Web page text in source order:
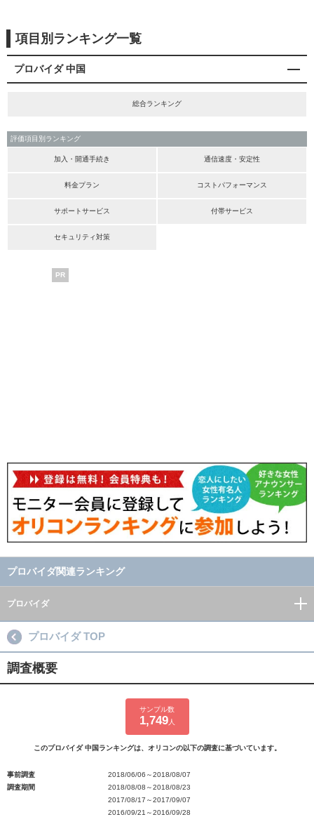
項目別ランキング一覧
プロバイダ 中国
総合ランキング
評価項目別ランキング
加入・開通手続き 通信速度・安定性
料金プラン コストパフォーマンス
サポートサービス 付帯サービス
セキュリティ対策
PR
プロバイダ関連ランキング
プロバイダ
プロバイダ TOP
調査概要
サンプル数
1,749人
このプロバイダ 中国ランキングは、オリコンの以下の調査に基づいています。
事前調査
2018/06/06～2018/08/07
調査期間
2018/08/08～2018/08/23
2017/08/17～2017/09/07
2016/09/21～2016/09/28